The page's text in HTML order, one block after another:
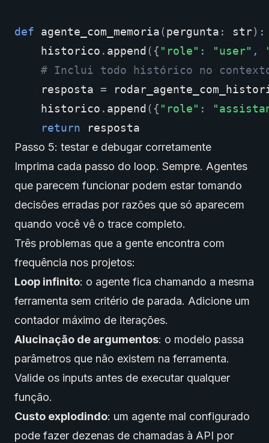
def agente_com_memoria(pergunta : str):
historico . append ({ "role" : "user" ,
# Inclui todo histórico no
resposta =
historico . append ({ "role" :
return
resposta
Passo 5: testar e debugar corretamente
Imprima cada passo do loop. Sempre. Agentes
que parecem funcionar podem estar tomando
decisões erradas por razões que só aparecem
quando você vê o trace completo.
Três problemas que a gente encontra com
frequência nos projetos:
Loop infinito: o agente fica chamando a mesma
ferramenta sem critério de parada. Adicione um
contador máximo de iterações.
Alucinação de argumentos: o modelo passa
parâmetros que não existem na ferramenta.
Valide os inputs antes de executar qualquer
função.
Custo explodindo: um agente mal configurado
pode fazer dezenas de chamadas à API por